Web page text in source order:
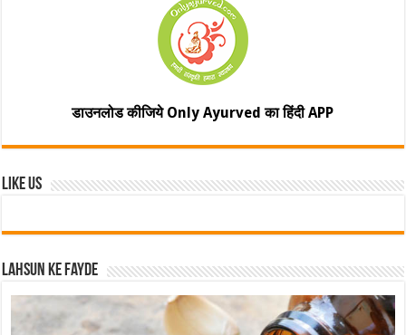
डाउनलोड कीजिये Only Ayurved का हिंदी APP
Like Us
Lahsun ke fayde